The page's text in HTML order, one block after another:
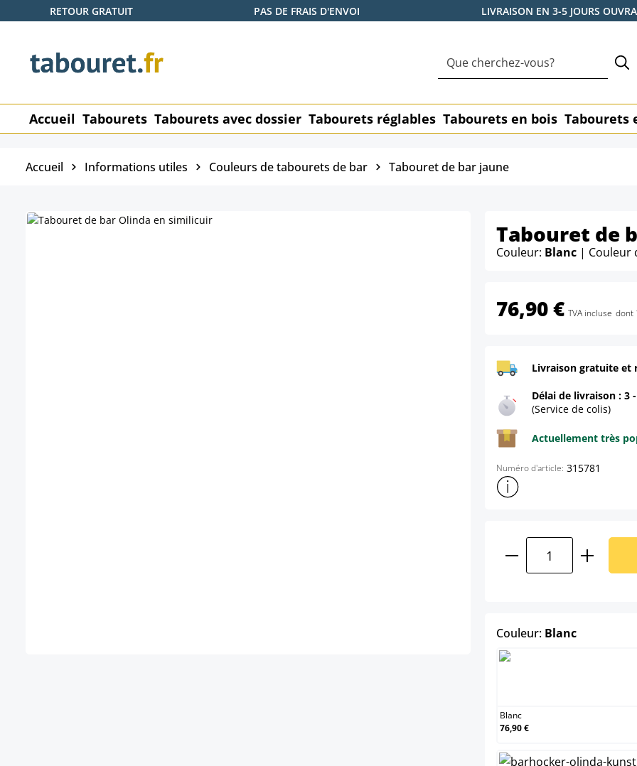
au contenu principal
Passer à la recherche
Passer à la navigation principale
RETOUR GRATUIT PAS DE FRAIS D'ENVOI LIVRAISON EN 3-5 JOURS
Accueil Tabourets Tabourets avec dossier Tabourets réglables Tabourets en bois Tabourets
Accueil Informations utiles Couleurs de tabourets de bar Tabouret de bar jaune
Tabouret de
Couleur: Blanc | Couleur
76,90 € TVA incluse dont
Livraison gratuite et
Délai de livraison : 3
(Service de colis)
Actuellement très
Numéro d'article: 315781
Afficher plus d'informations
Quantité de
Couleur: Blancselect
Blanc
76,90 €